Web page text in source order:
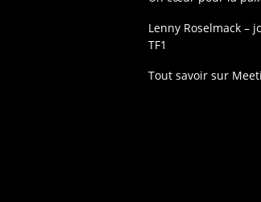
Lenny Roselmack –
TF1
Tout savoir sur